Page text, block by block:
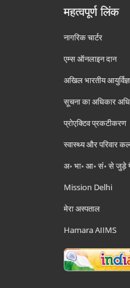
महत्वपूर्ण लिंक
नागरिक चार्टर
एम्स ऑनलाइन दान
अखिल भारतीय
सूचना का अधिकार
प्रोएक्टिव प्रकटीकरण
स्वास्थ्य और परिवार
अ॰ भा॰ आ॰ सं॰ से जुड़े
Mission Delhi
मेरा अस्पताल
Hamara AIIMS